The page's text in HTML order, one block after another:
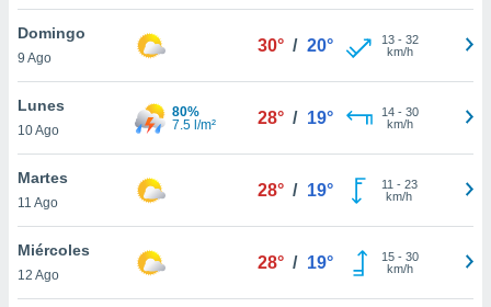
de
cookies
aceptar
Domingo
9 Ago
30° / 20° 13- 32
km/h
Lunes
10 Ago
80%
7.5 l/m²
28° / 19° 14- 30
km/h
Martes
11 Ago
28° / 19° 11 - 23
km/h
Miércoles
12 Ago
28° / 19° 15- 30
km/h